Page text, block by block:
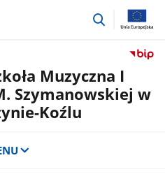
przejdź
Muzyczna I
Szymanowskiej w
Koźlu